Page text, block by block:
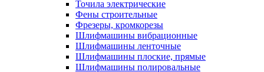
Точила электрические
Фены строительные
Фрезеры, кромкорезы
Шлифмашины вибрационные
Шлифмашины ленточные
Шлифмашины плоские, прямые
Шлифмашины полировальные